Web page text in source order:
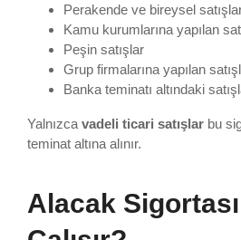
Perakende ve bireysel
Kamu kurumlarına yapılan
Peşin satışlar
Grup firmalarına yapılan
Banka teminatı altındaki
Yalnızca vadeli ticari satışlar bu
teminat altına alınır.
Alacak Sigortası